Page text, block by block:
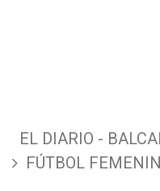
EL DIARIO -
FÚTBOL